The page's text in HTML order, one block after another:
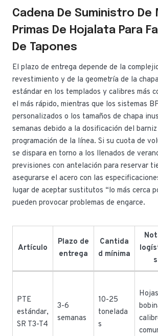
Cadena De Suministro De
Primas De Hojalata Para
De Tapones
El plazo de entrega depende de la
revestimiento y de la geometría de la
estándar en los templados y calibres más
el más rápido, mientras que los sistemas
personalizados o los tamaños de chapa
semanas debido a la dosificación del
programación de la línea. Si su cuota de
se dispara en torno a los llenados de
previsiones con antelación para reservar
asegurarse el acero con las
lugar de aceptar sustitutos “lo más cerca
pueden provocar problemas de engarce.
Artículo
Plazo de
entrega
Cantida
d mínima
s
PTE
estándar,
SR T3-T4
3-6
semanas
10-25
tonelada
s